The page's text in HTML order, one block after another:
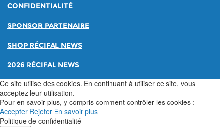
CONFIDENTIALITÉ
SPONSOR PARTENAIRE
SHOP RÉCIFAL NEWS
2026 RÉCIFAL NEWS
Ce site utilise des cookies. En continuant à utiliser ce site, vous
acceptez leur utilisation.
Pour en savoir plus, y compris comment contrôler les cookies :
Accepter Rejeter En savoir plus
Politique de confidentialité